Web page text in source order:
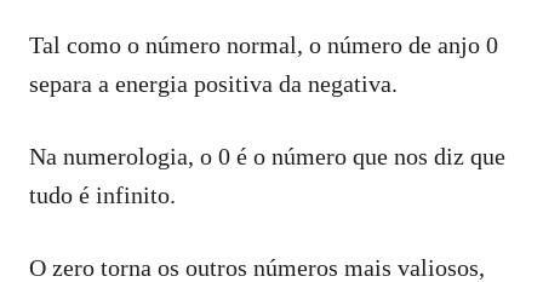
Tal como o número normal, o número de anjo 0
separa a energia positiva da negativa.
Na numerologia, o 0 é o número que nos diz que
tudo é infinito.
O zero torna os outros números mais valiosos,